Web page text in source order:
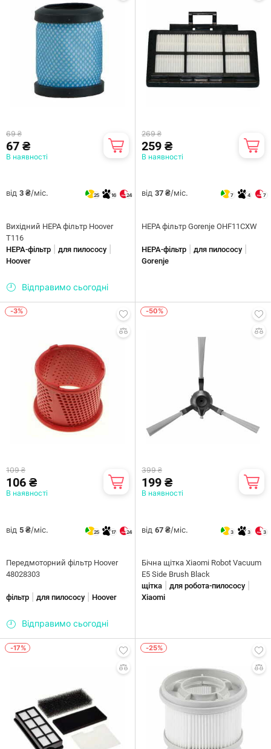
69 ₴
67 ₴
В наявності
від 3 ₴/міс. 25 16 24
Вихідний НЕРА фільтр Hoover
T116
HEPA-фільтр
для пилососу
Hoover
Відправимо сьогодні
269 ₴
259 ₴
В наявності
від 37 ₴/міс. 7 4 7
HEPA фільтр Gorenje OHF11CXW
HEPA-фільтр для пилососу
Gorenje
-3%
109 ₴
106 ₴
В наявності
від 5 ₴/міс. 25 17 24
Передмоторний фільтр Hoover
48028303
фільтр для пилососу Hoover
Відправимо сьогодні
-50%
399 ₴
199 ₴
В наявності
від 67 ₴/міс. 3 3 3
Бічна щітка Xiaomi Robot Vacuum
E5 Side Brush Black
щітка
для робота-пилососу
Xiaomi
-17% -25%